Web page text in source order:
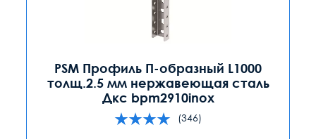
PSM Профиль П-образный L1000
толщ.2.5 мм нержавеющая сталь
Дкс bpm2910inox
(346)